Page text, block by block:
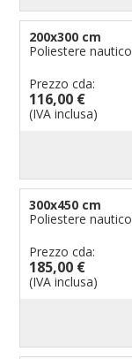
200x300 cm
Poliestere nautico
Prezzo cda:
116,00 €
(IVA inclusa)
300x450 cm
Poliestere nautico
Prezzo cda:
185,00 €
(IVA inclusa)